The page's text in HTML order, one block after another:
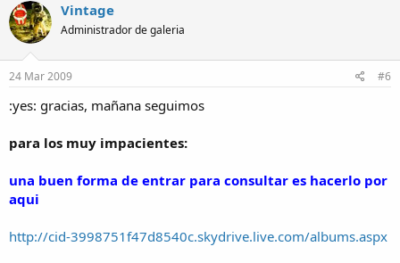
Vintage
Administrador de galeria
24 Mar 2009 #6
:yes: gracias, mañana seguimos
para los muy impacientes:
una buen forma de entrar para consultar es hacerlo por
aqui
http://cid-3998751f47d8540c.skydrive.live.com/albums.aspx